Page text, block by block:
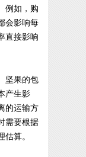
例如，购
会影响每
直接影响
坚果的包
产生影
的运输方
需要根据
算。